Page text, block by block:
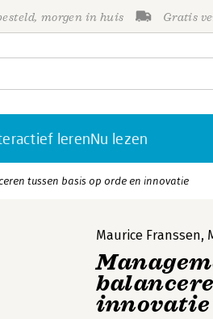
morgen in huis Gratis
lerenNu lezen
tussen basis op orde en innovatie
Maurice Franssen,
innovatie